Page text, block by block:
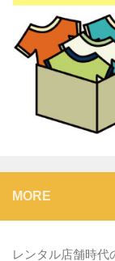
MORE
レンタル店舗時代